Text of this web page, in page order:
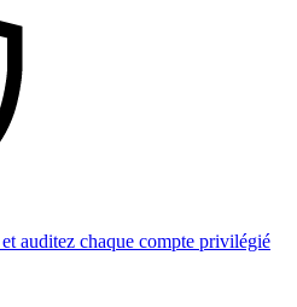
auditez chaque compte privilégié